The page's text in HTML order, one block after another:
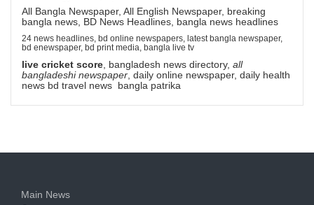
All Bangla Newspaper, All English Newspaper, breaking
bangla news, BD News Headlines, bangla news headlines
24 news headlines, bd online newspapers, latest bangla newspaper,
bd enewspaper, bd print media, bangla live tv
live cricket score , bangladesh news directory, all
bangladeshi newspaper , daily online newspaper, daily health
news bd travel news bangla patrika
Main News